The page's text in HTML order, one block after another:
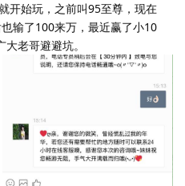
开始玩，之前叫95至尊，现在
输了100来万，最近赢了小10
老哥避避坑。